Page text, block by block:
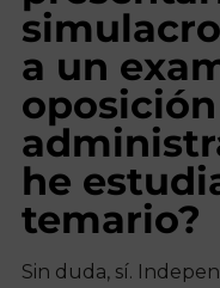
a un
he
temario?
Sin duda, sí.